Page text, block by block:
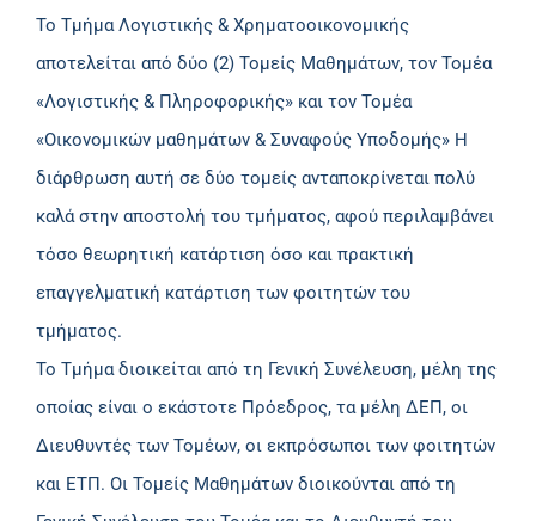
Το Τμήμα Λογιστικής & Χρηματοοικονομικής
αποτελείται από δύο (2) Τομείς Μαθημάτων, τον Τομέα
«Λογιστικής & Πληροφορικής» και τον Τομέα
«Οικονομικών μαθημάτων & Συναφούς Υποδομής» Η
διάρθρωση αυτή σε δύο τομείς ανταποκρίνεται πολύ
καλά στην αποστολή του τμήματος, αφού περιλαμβάνει
τόσο θεωρητική κατάρτιση όσο και πρακτική
επαγγελματική κατάρτιση των φοιτητών του
τμήματος.
Το Τμήμα διοικείται από τη Γενική Συνέλευση, μέλη της
οποίας είναι ο εκάστοτε Πρόεδρος, τα μέλη ΔΕΠ, οι
Διευθυντές των Τομέων, οι εκπρόσωποι των φοιτητών
και ΕΤΠ. Οι Τομείς Μαθημάτων διοικούνται από τη